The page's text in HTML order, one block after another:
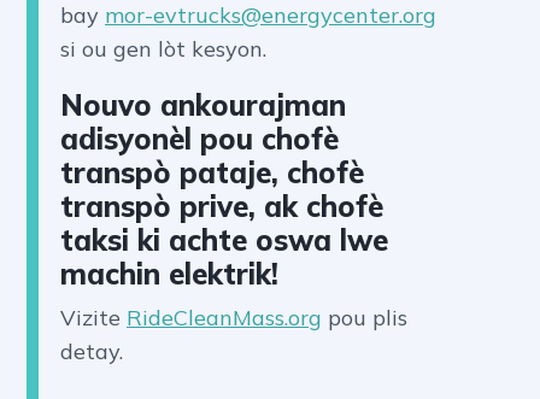
bay mor-evtrucks@energycenter.org
si ou gen lòt kesyon.
Nouvo ankourajman
adisyonèl pou chofè
transpò pataje, chofè
transpò prive, ak chofè
taksi ki achte oswa lwe
machin elektrik!
Vizite RideCleanMass.org pou plis
detay.